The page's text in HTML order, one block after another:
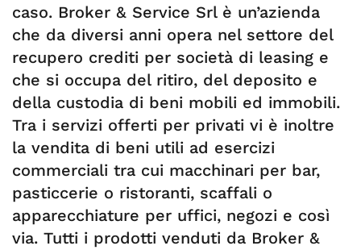
caso. Broker & Service Srl è un’azienda
che da diversi anni opera nel settore del
recupero crediti per società di leasing e
che si occupa del ritiro, del deposito e
della custodia di beni mobili ed immobili.
Tra i servizi offerti per privati vi è inoltre
la vendita di beni utili ad esercizi
commerciali tra cui macchinari per bar,
pasticcerie o ristoranti, scaffali o
apparecchiature per uffici, negozi e così
via. Tutti i prodotti venduti da Broker &